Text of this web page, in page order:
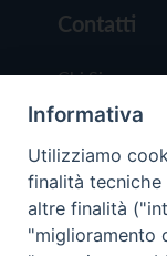
Contatti
Chi Siamo
Redazione
Scrivici
Informativa
Utilizziamo
finalità tecniche
altre finalità
"miglioramento